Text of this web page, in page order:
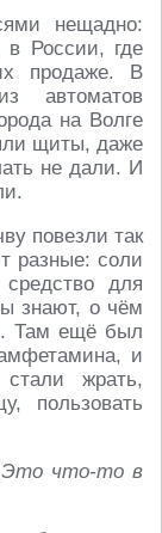
нещадно:
в России, где
продаже. В
автоматов
на Волге
щиты, даже
не дали. И
повезли так
разные: соли
для
знают, о чём
Там ещё был
и
жрать,
пользовать
Это что-то в